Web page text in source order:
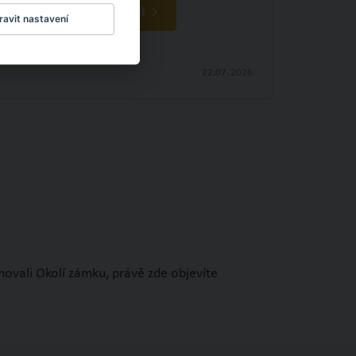
OBJEVTE NOVÉ VĚCI
Okolí zámku, právě zde objevíte
nastavení